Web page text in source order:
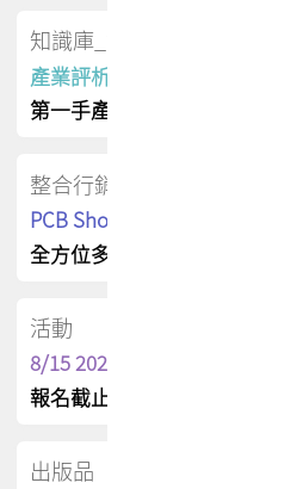
知識庫_會員專屬
產業評析報告
第一手產業資訊
整合行銷
PCB Shop 採購指南
全方位多元曝光方案
活動
8/15 2026 TPCA健康盃保齡球
報名截止日 : 8/3 活動日期 : 8/
出版品